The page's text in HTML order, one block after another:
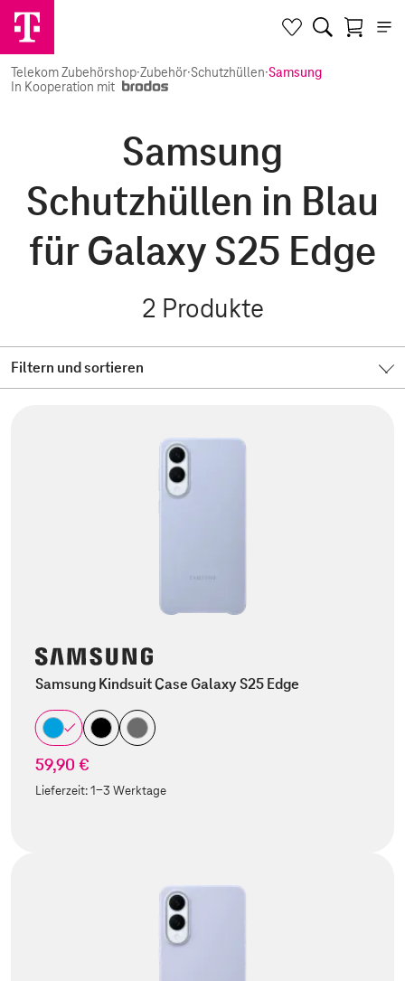
Telekom Zubehörshop·Zubehör·Schutzhüllen·Samsung
In Kooperation mit
Samsung
Schutzhüllen in Blau
für Galaxy S25 Edge
2 Produkte
Filtern und sortieren
Samsung Kindsuit Case Galaxy S25 Edge
59,90 €
Lieferzeit:1-3 Werktage